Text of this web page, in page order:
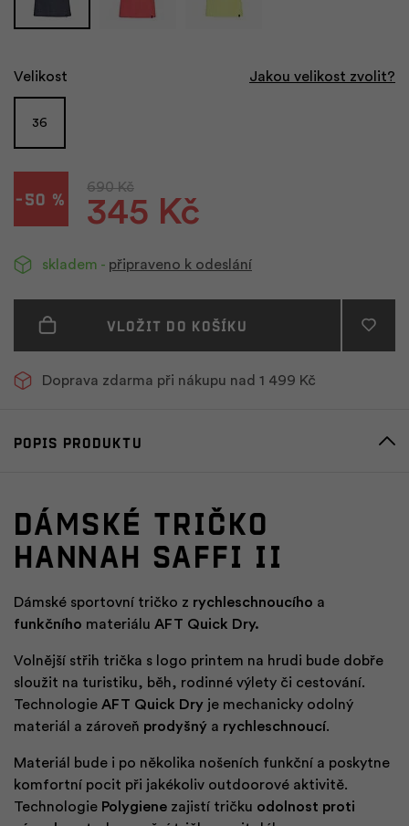
Velikost Jakou velikost zvolit?
36
-50 % 690 Kč
345 Kč
skladem - připraveno k odeslání
Vložit do košíku
Doprava zdarma při nákupu nad 1 499 Kč
Popis produktu
Dámské tričko
HANNAH SAFFI II
Dámské sportovní tričko z rychleschnoucího a
funkčního materiálu AFT Quick Dry.
Volnější střih trička s logo printem na hrudi bude dobře
sloužit na turistiku, běh, rodinné výlety či cestování.
Technologie AFT Quick Dry je mechanicky odolný
materiál a zároveň prodyšný a rychleschnoucí.
Materiál bude i po několika nošeních funkční a poskytne
komfortní pocit při jakékoliv outdoorové aktivitě.
Technologie Polygiene zajistí tričku odolnost proti